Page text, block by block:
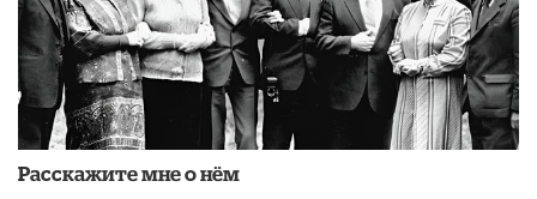
Расскажите мне о нём